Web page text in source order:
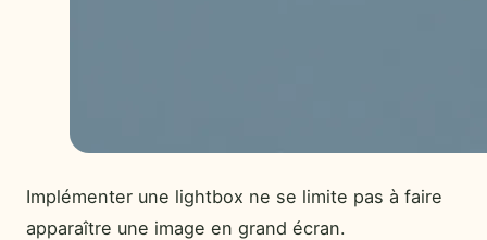
Implémenter une lightbox ne se limite pas à faire
apparaître une image en grand écran.